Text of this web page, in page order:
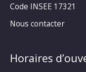
Code INSEE 17321
Nous contacter
Horaires